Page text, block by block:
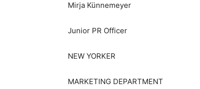
Mirja Künnemeyer
Junior PR Officer
NEW YORKER
MARKETING DEPARTMENT